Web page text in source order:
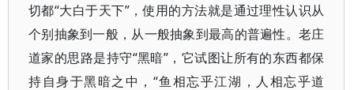
切都“大白于天下”，使用的方法就是通过理性认识从
个别抽象到一般，从一般抽象到最高的普遍性。老庄
道家的思路是持守“黑暗”，它试图让所有的东西都保
持自身于黑暗之中，“鱼相忘乎江湖，人相忘乎道